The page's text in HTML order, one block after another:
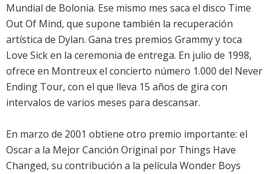
Mundial de Bolonia. Ese mismo mes saca el disco Time
Out Of Mind, que supone también la recuperación
artística de Dylan. Gana tres premios Grammy y toca
Love Sick en la ceremonia de entrega. En julio de 1998,
ofrece en Montreux el concierto número 1.000 del Never
Ending Tour, con el que lleva 15 años de gira con
intervalos de varios meses para descansar.
En marzo de 2001 obtiene otro premio importante: el
Oscar a la Mejor Canción Original por Things Have
Changed, su contribución a la película Wonder Boys